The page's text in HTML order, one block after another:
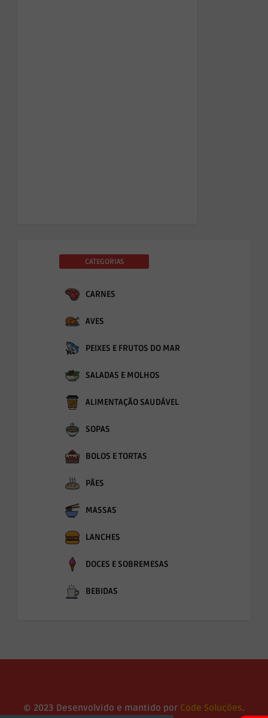
CATEGORIAS
CARNES
AVES
PEIXES E FRUTOS DO MAR
SALADAS E MOLHOS
ALIMENTAÇÃO SAUDÁVEL
SOPAS
BOLOS E TORTAS
PÃES
MASSAS
LANCHES
DOCES E SOBREMESAS
BEBIDAS
© 2023 Desenvolvido e mantido por Code Soluções.